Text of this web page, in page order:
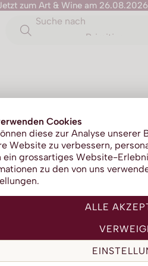
Cookies
diese zur Analyse unserer
Website zu verbessern,
ein grossartiges Website-
zu den von uns
ALLE
zum Art & Wine am
Suche nach